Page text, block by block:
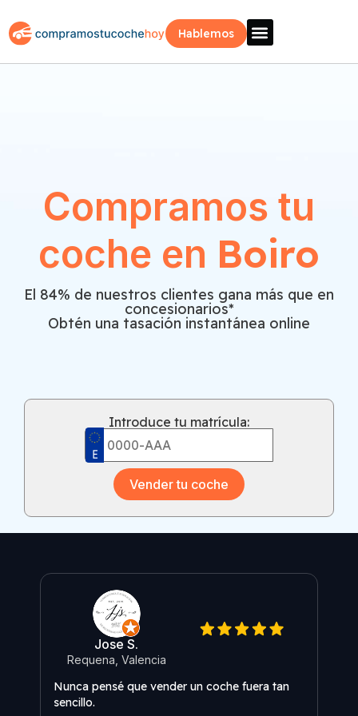
Hablemos
Compramos tu
coche en Boiro
El 84% de nuestros clientes gana más que en
concesionarios*
Obtén una tasación instantánea online
Introduce tu matrícula:
Vender tu coche
Jose S.
Requena, Valencia
Nunca pensé que vender un coche fuera tan
sencillo.